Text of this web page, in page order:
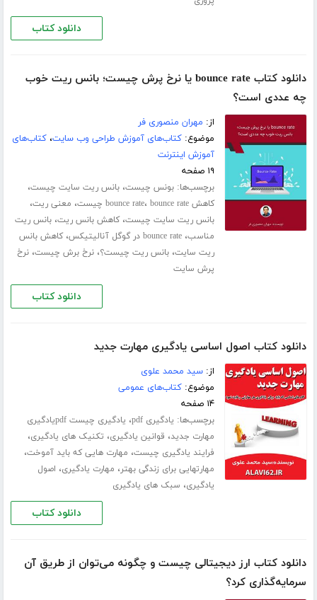
دانلود کتاب
دانلود کتاب bounce rate یا نرخ پرش چیست؛ بانس ریت خوب
چه عددی است؟
از: مهران منصوری فر
موضوع:کتاب‌های آموزش طراحی وب سایت،کتاب‌های
آموزش اینترنت
۱۹ صفحه
برچسب‌ها:بونس چیست،بانس ریت سایت چیست،
کاهش bounce rate ، bounce rate چیست ، معنی ریت،
بانس ریت سایت چیست،کاهش بانس ریت،بانس ریت
مناسب،bounce rate در گوگل آنالیتیکس ،کاهش بانس
ریت سایت،بانس ریت چیست؟،نرخ برش چیست،نرخ
پرش سایت
دانلود کتاب
دانلود کتاب اصول اساسی یادگیری مهارت جدید
از:سید محمد علوی
موضوع:کتاب‌های عمومی
۱۴ صفحه
برچسب‌ها: یادگیری pdf ،
یادگیری چیست pdfیادگیری
مهارت جدید، قوانین یادگیری، تکنیک های یادگیری،
فرایند یادگیری چیست، مهارت هایی که باید آموخت،
مهارتهایی برای زندگی بهتر، مهارت یادگیری، اصول
یادگیری، سبک های یادگیری
دانلود کتاب
دانلود کتاب ارز دیجیتالی چیست و چگونه می‌توان از طریق آن
سرمایه‌گذاری کرد؟